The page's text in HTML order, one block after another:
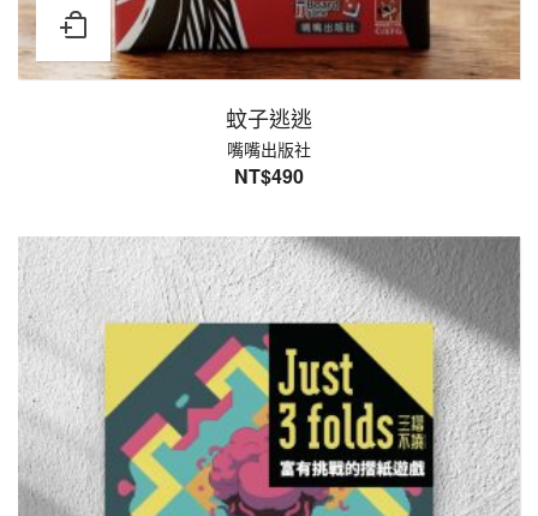
蚊子逃逃
嘴嘴出版社
NT$490